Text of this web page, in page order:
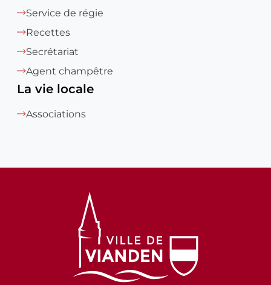
Service de régie
Recettes
Secrétariat
Agent champêtre
La vie locale
Associations